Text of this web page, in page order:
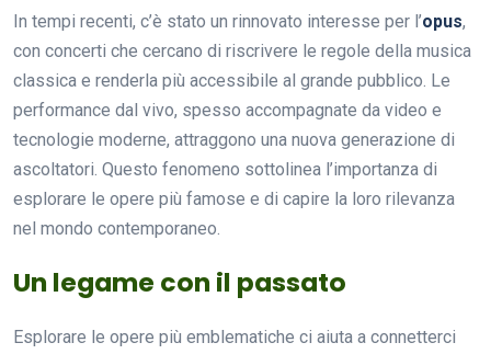
In tempi recenti, c’è stato un rinnovato interesse per l’opus,
con concerti che cercano di riscrivere le regole della musica
classica e renderla più accessibile al grande pubblico. Le
performance dal vivo, spesso accompagnate da video e
tecnologie moderne, attraggono una nuova generazione di
ascoltatori. Questo fenomeno sottolinea l’importanza di
esplorare le opere più famose e di capire la loro rilevanza
nel mondo contemporaneo.
Un legame con il passato
Esplorare le opere più emblematiche ci aiuta a connetterci